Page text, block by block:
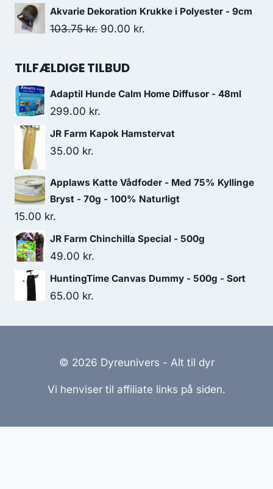
105.00 kr..90.00 kr..
oprindelige
pris
26.25 kr..
aktuelle
pris
Akvarie Dekoration Krukke i Polyester - 9cm
103.75kr. Den
pris
103.75 kr..
90.00 kr.
90.00 kr..
TILFÆLDIGE TILBUD
Adaptil Hunde Calm Home Diffusor - 48ml
299.00 kr.
JR Farm Kapok Hamstervat
35.00 kr.
Applaws Katte Vådfoder - Med 75% Kyllinge
Bryst - 70g - 100% Naturligt
15.00 kr.
JR Farm Chinchilla Special - 500g
49.00 kr.
HuntingTime Canvas Dummy - 500g - Sort
65.00 kr.
© 2026 Dyreunivers - Alt til dyr
Vi henviser til affiliate links på siden.